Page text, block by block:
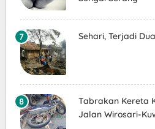
Sehari, Terjadi
Tabrakan Kereta
Jalan Wirosari-